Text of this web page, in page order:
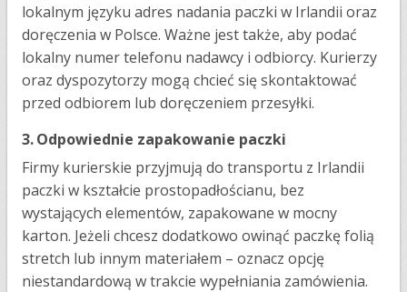
lokalnym języku adres nadania paczki w Irlandii oraz
doręczenia w Polsce. Ważne jest także, aby podać
lokalny numer telefonu nadawcy i odbiorcy. Kurierzy
oraz dyspozytorzy mogą chcieć się skontaktować
przed odbiorem lub doręczeniem przesyłki.
3.Odpowiednie zapakowanie paczki
Firmy kurierskie przyjmują do transportu z Irlandii
paczki w kształcie prostopadłościanu, bez
wystających elementów, zapakowane w mocny
karton. Jeżeli chcesz dodatkowo owinąć paczkę folią
stretch lub innym materiałem – oznacz opcję
niestandardową w trakcie wypełniania zamówienia.